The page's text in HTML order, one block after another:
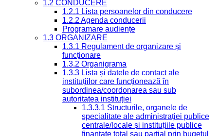
1.2 CONDUCERE
1.2.1 Lista persoanelor din conducere
1.2.2 Agenda conducerii
Programare audiențe
1.3 ORGANIZARE
1.3.1 Regulament de organizare și
funcționare
1.3.2 Organigrama
1.3.3 Lista și datele de contact ale
instituțiilor care funcționează în
subordinea/coordonarea sau sub
autoritatea instituției
1.3.3.1 Structurile, organele de
specialitate ale administrației publice
centrale/locale și instituțiile publice
finanțate total sau parțial prin bugetul